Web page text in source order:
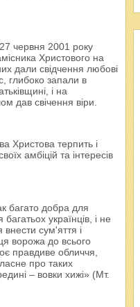
червня 2001 року
Христового на
дали свідчення любові
глибоко запали в
і на
дав свічення віри.
Христова терпить і
амбіцій та інтересів
багато добра для
українців, і не
сум'яття і
ворожа до всього
правдиве обличчя,
про таких
– вовки хижі» (Мт.